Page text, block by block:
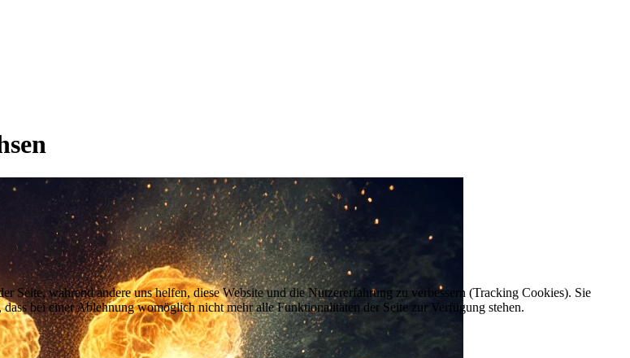
Seite, während andere uns helfen, diese Website und die Nutzererfahrung zu verbessern (Tracking Cookies). Sie
bei einer Ablehnung womöglich nicht mehr alle Funktionalitäten der Seite zur Verfügung stehen.